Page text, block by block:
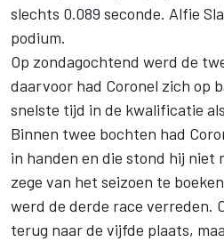
slechts 0.089 seconde. Alfie
podium.
Op zondagochtend werd de
daarvoor had Coronel zich op
snelste tijd in de kwalificatie
Binnen twee bochten had
in handen en die stond hij niet
zege van het seizoen te
werd de derde race verreden.
terug naar de vijfde plaats,